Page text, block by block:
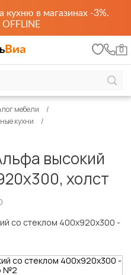
кухню в магазинах -3%.
0
мебели
кухни
высокий
холст